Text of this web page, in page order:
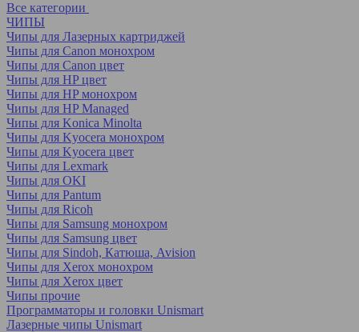
Все категории
ЧИПЫ
Чипы для Лазерных картриджей
Чипы для Canon монохром
Чипы для Canon цвет
Чипы для HP цвет
Чипы для HP монохром
Чипы для HP Managed
Чипы для Konica Minolta
Чипы для Kyocera монохром
Чипы для Kyocera цвет
Чипы для Lexmark
Чипы для OKI
Чипы для Pantum
Чипы для Ricoh
Чипы для Samsung монохром
Чипы для Samsung цвет
Чипы для Sindoh, Катюша, Avision
Чипы для Xerox монохром
Чипы для Xerox цвет
Чипы прочие
Программаторы и головки Unismart
Лазерные чипы Unismart